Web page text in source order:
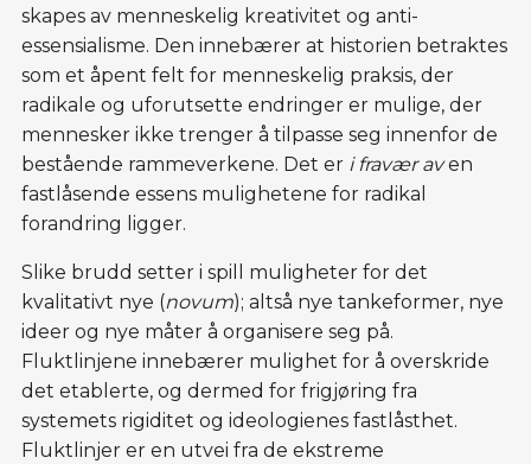
skapes av menneskelig kreativitet og anti-
essensialisme. Den innebærer at historien betraktes
som et åpent felt for menneskelig praksis, der
radikale og uforutsette endringer er mulige, der
mennesker ikke trenger å tilpasse seg innenfor de
bestående rammeverkene. Det er i fravær aven
fastlåsende essens mulighetene for radikal
forandring ligger.
Slike brudd setter i spill muligheter for det
kvalitativt nye (novum); altså nye tankeformer, nye
ideer og nye måter å organisere seg på.
Fluktlinjene innebærer mulighet for å overskride
det etablerte, og dermed for frigjøring fra
systemets rigiditet og ideologienes fastlåsthet.
Fluktlinjer er en utvei fra de ekstreme